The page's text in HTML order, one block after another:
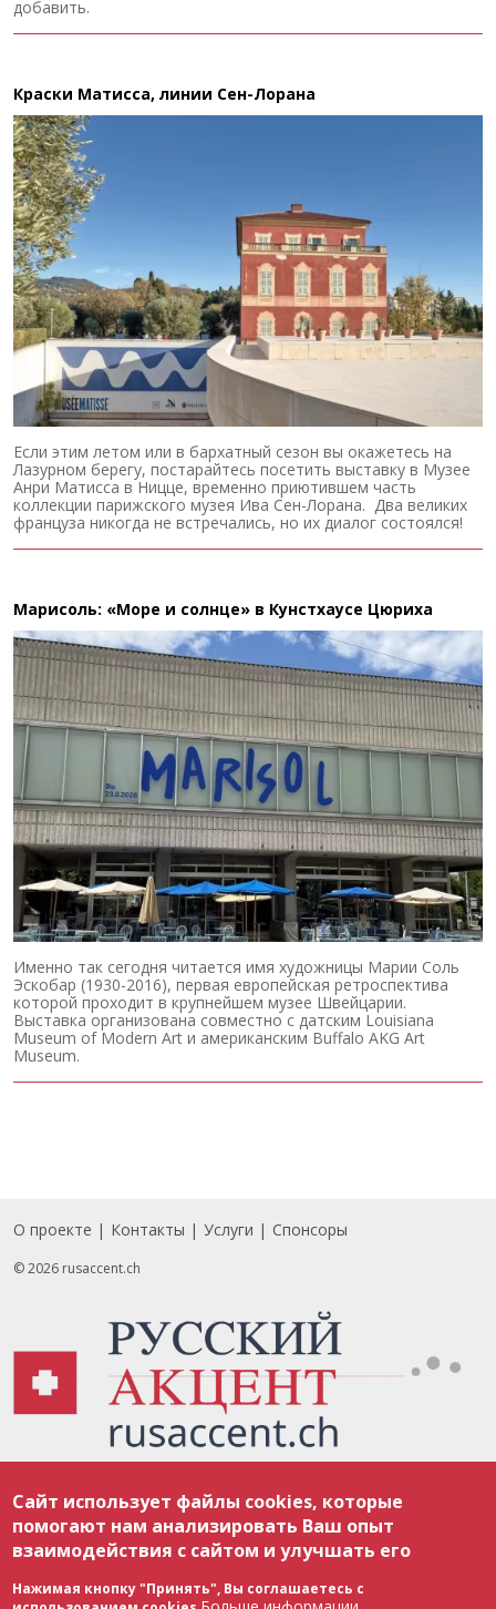
добавить.
Краски Матисса, линии Сен-Лорана
Если этим летом или в бархатный сезон вы окажетесь на
Лазурном берегу, постарайтесь посетить выставку в Музее
Анри Матисса в Ницце, временно приютившем часть
коллекции парижского музея Ива Сен-Лорана. Два великих
француза никогда не встречались, но их диалог состоялся!
Марисоль: «Море и солнце» в Кунстхаусе Цюриха
Именно так сегодня читается имя художницы Марии Соль
Эскобар (1930-2016), первая европейская ретроспектива
которой проходит в крупнейшем музее Швейцарии.
Выставка организована совместно с датским Louisiana
Museum of Modern Art и американским Buffalo AKG Art
Museum.
Footer
О проекте Контакты Услуги Спонсоры
© 2026 rusaccent.ch
соответствии с законодательством Швейцарии об авторском праве и
международными соглашениями. Полное или частичное использование
материалов возможно только с разрешения редакции. В случае полного
или частичного воспроизведения материалов сайта rusaccent.ch,
ОБЯЗАТЕЛЬНА АКТИВНАЯ ГИПЕРССЫЛКА на конкретный заимствованный
текст. Фотоизображения, размещенные редакцией rusaccent.ch, являются
ее исключительной собственностью. Полное или частичное
Сайт использует файлы cookies, которые
помогают нам анализировать Ваш опыт
взаимодействия с сайтом и улучшать его
Нажимая кнопку "Принять", Вы соглашаетесь с